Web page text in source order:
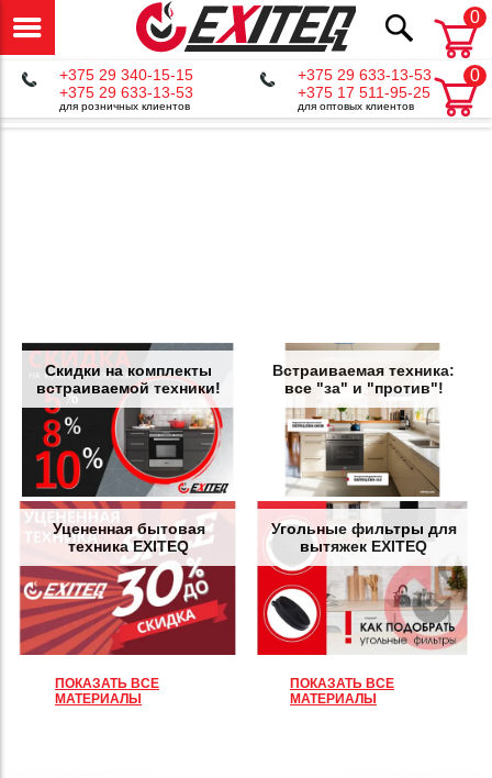
0
0
+375 29 340-15-15
+375 29 633-13-53
для розничных клиентов
+375 29 633-13-53
+375 17 511-95-25
для оптовых клиентов
Скидки на комплекты
встраиваемой техники!
Уцененная бытовая
техника EXITEQ
ПОКАЗАТЬ ВСЕ
МАТЕРИАЛЫ
Встраиваемая техника:
все "за" и "против"!
Угольные фильтры для
вытяжек EXITEQ
ПОКАЗАТЬ ВСЕ
МАТЕРИАЛЫ